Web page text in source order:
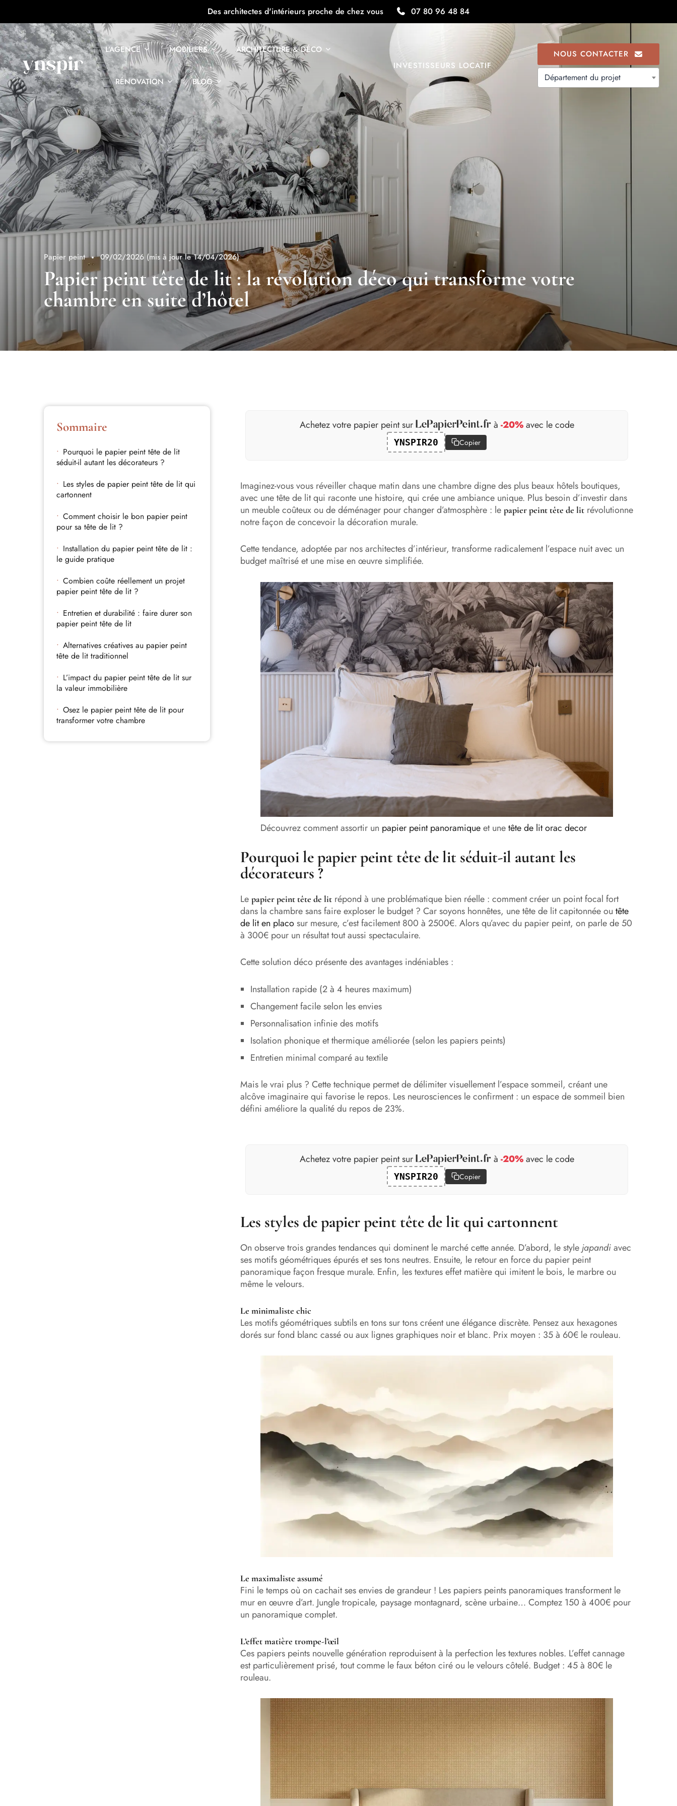
Des architectes d'intérieurs proche de chez vous 07 80 96 48 84
L’AGENCE MOBILIERS ARCHITECTURE & DÉCO
RÉNOVATION BLOG
INVESTISSEURS LOCATIF
NOUS CONTACTER
Département du projet
Papier peint 09/02/2026 (mis à jour le 14/04/2026)
Papier peint tête de lit : la révolution déco qui transforme votre
chambre en suite d’hôtel
Sommaire
Pourquoi le papier peint tête de lit
séduit-il autant les décorateurs ?
Les styles de papier peint tête de lit qui
cartonnent
Comment choisir le bon papier peint
pour sa tête de lit ?
Installation du papier peint tête de lit :
le guide pratique
Combien coûte réellement un projet
papier peint tête de lit ?
Entretien et durabilité : faire durer son
papier peint tête de lit
Alternatives créatives au papier peint
tête de lit traditionnel
L’impact du papier peint tête de lit sur
la valeur immobilière
Osez le papier peint tête de lit pour
transformer votre chambre
Achetez votre papier peint sur à -20%avec le code
YNSPIR20 Copier
Imaginez-vous vous réveiller chaque matin dans une chambre digne des plus beaux hôtels boutiques,
avec une tête de lit qui raconte une histoire, qui crée une ambiance unique. Plus besoin d’investir dans
un meuble coûteux ou de déménager pour changer d’atmosphère : le papier peint tête de lit révolutionne
notre façon de concevoir la décoration murale.
Cette tendance, adoptée par nos architectes d’intérieur, transforme radicalement l’espace nuit avec un
budget maîtrisé et une mise en œuvre simplifiée.
Découvrez comment assortir un papier peint panoramiqueet unetête de lit orac decor
Pourquoi le papier peint tête de lit séduit-il autant les
décorateurs ?
Le papier peint tête de lit répond à une problématique bien réelle : comment créer un point focal fort
dans la chambre sans faire exploser le budget ? Car soyons honnêtes, une tête de lit capitonnée ou tête
de lit en placosur mesure, c’est facilement 800 à 2500€. Alors qu’avec du papier peint, on parle de 50
à 300€ pour un résultat tout aussi spectaculaire.
Cette solution déco présente des avantages indéniables :
Installation rapide (2 à 4 heures maximum)
Changement facile selon les envies
Personnalisation infinie des motifs
Isolation phonique et thermique améliorée (selon les papiers peints)
Entretien minimal comparé au textile
Mais le vrai plus ? Cette technique permet de délimiter visuellement l’espace sommeil, créant une
alcôve imaginaire qui favorise le repos. Les neurosciences le confirment : un espace de sommeil bien
défini améliore la qualité du repos de 23%.
Achetez votre papier peint sur à -20%avec le code
YNSPIR20 Copier
Les styles de papier peint tête de lit qui cartonnent
On observe trois grandes tendances qui dominent le marché cette année. D’abord, le stylejapandiavec
ses motifs géométriques épurés et ses tons neutres. Ensuite, le retour en force du papier peint
panoramique façon fresque murale. Enfin, les textures effet matière qui imitent le bois, le marbre ou
même le velours.
Le minimaliste chic
Les motifs géométriques subtils en tons sur tons créent une élégance discrète. Pensez aux hexagones
dorés sur fond blanc cassé ou aux lignes graphiques noir et blanc. Prix moyen : 35 à 60€ le rouleau.
Le maximaliste assumé
Fini le temps où on cachait ses envies de grandeur ! Les papiers peints panoramiques transforment le
mur en œuvre d’art. Jungle tropicale, paysage montagnard, scène urbaine… Comptez 150 à 400€ pour
un panoramique complet.
L’effet matière trompe-l’œil
Ces papiers peints nouvelle génération reproduisent à la perfection les textures nobles. L’effet cannage
est particulièrement prisé, tout comme le faux béton ciré ou le velours côtelé. Budget : 45 à 80€ le
rouleau.